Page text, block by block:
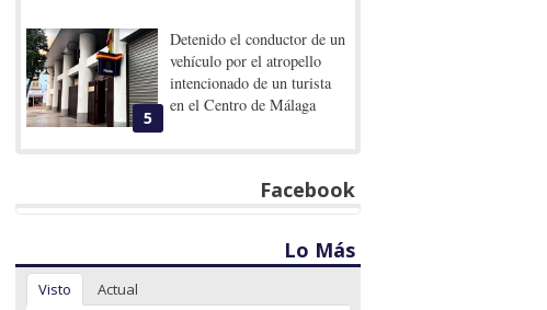
5
Detenido el conductor de un
vehículo por el atropello
intencionado de un turista
en el Centro de Málaga
Facebook
Lo Más
Visto Actual